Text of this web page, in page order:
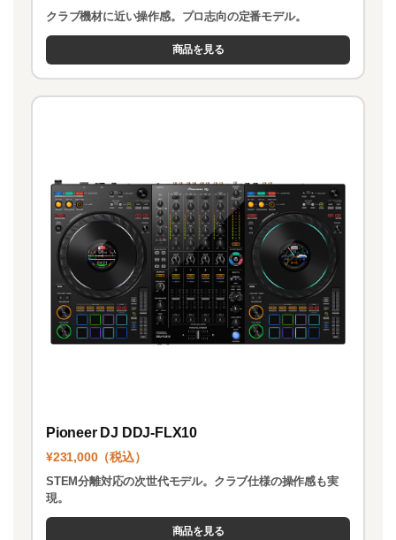
クラブ機材に近い操作感。プロ志向の定番モデル。
商品を見る
Pioneer DJ DDJ-FLX10
¥231,000（税込）
STEM分離対応の次世代モデル。クラブ仕様の操作感も実
現。
商品を見る